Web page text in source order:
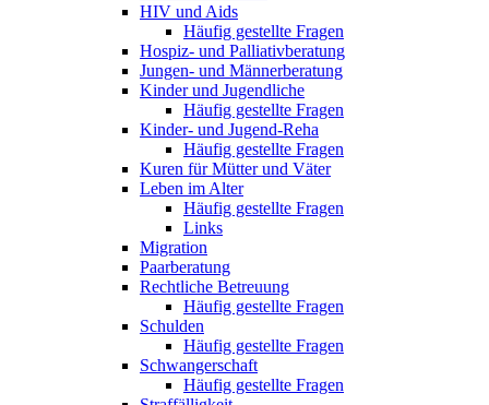
HIV und Aids
Häufig gestellte Fragen
Hospiz- und Palliativberatung
Jungen- und Männerberatung
Kinder und Jugendliche
Häufig gestellte Fragen
Kinder- und Jugend-Reha
Häufig gestellte Fragen
Kuren für Mütter und Väter
Leben im Alter
Häufig gestellte Fragen
Links
Migration
Paarberatung
Rechtliche Betreuung
Häufig gestellte Fragen
Schulden
Häufig gestellte Fragen
Schwangerschaft
Häufig gestellte Fragen